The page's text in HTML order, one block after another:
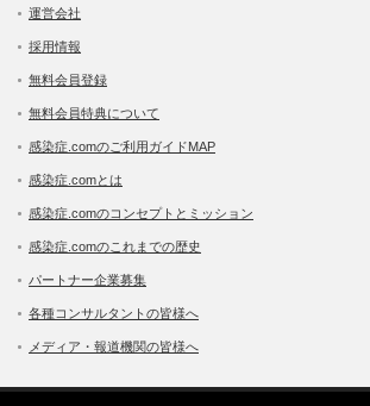
運営会社
採用情報
無料会員登録
無料会員特典について
感染症.comのご利用ガイドMAP
感染症.comとは
感染症.comのコンセプトとミッション
感染症.comのこれまでの歴史
パートナー企業募集
各種コンサルタントの皆様へ
メディア・報道機関の皆様へ